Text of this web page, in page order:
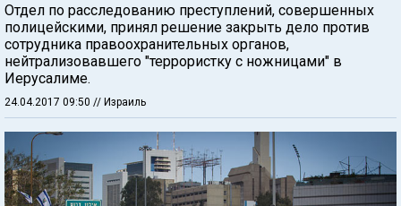
Отдел по расследованию преступлений, совершенных
полицейскими, принял решение закрыть дело против
сотрудника правоохранительных органов,
нейтрализовавшего "террористку с ножницами" в
Иерусалиме.
24.04.2017 09:50 // Израиль